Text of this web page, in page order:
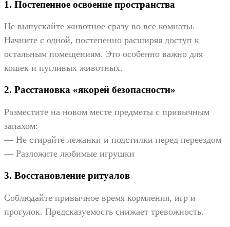
1. Постепенное освоение пространства
Не выпускайте животное сразу во все комнаты.
Начните с одной, постепенно расширяя доступ к
остальным помещениям. Это особенно важно для
кошек и пугливых животных.
2. Расстановка «якорей безопасности»
Разместите на новом месте предметы с привычным
запахом:
— Не стирайте лежанки и подстилки перед переездом
— Разложите любимые игрушки
3. Восстановление ритуалов
Соблюдайте привычное время кормления, игр и
прогулок. Предсказуемость снижает тревожность.